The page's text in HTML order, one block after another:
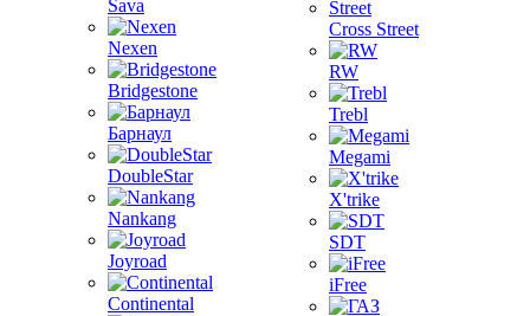
Sava
Nexen
Bridgestone
Барнаул
DoubleStar
Nankang
Joyroad
Continental
Cross Street
RW
Trebl
Megami
X'trike
SDT
iFree